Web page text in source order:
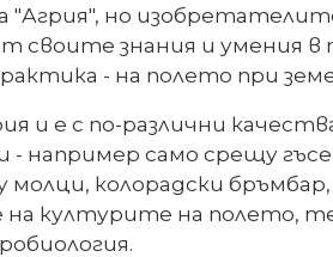
но
своите знания и умения
- на полето при
и е с по-различни
само срещу
колорадски
културите на полето, те